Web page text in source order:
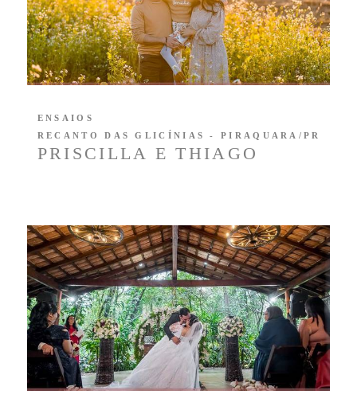
PRISCILLA E THIAGO
ENSAIOS
RECANTO DAS GLICÍNIAS - PIRAQUARA/PR